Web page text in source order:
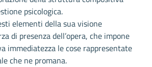
psicologica.
elementi della sua visione
di presenza dell’opera, che impone
immediatezza le cose rappresentate
che ne promana.